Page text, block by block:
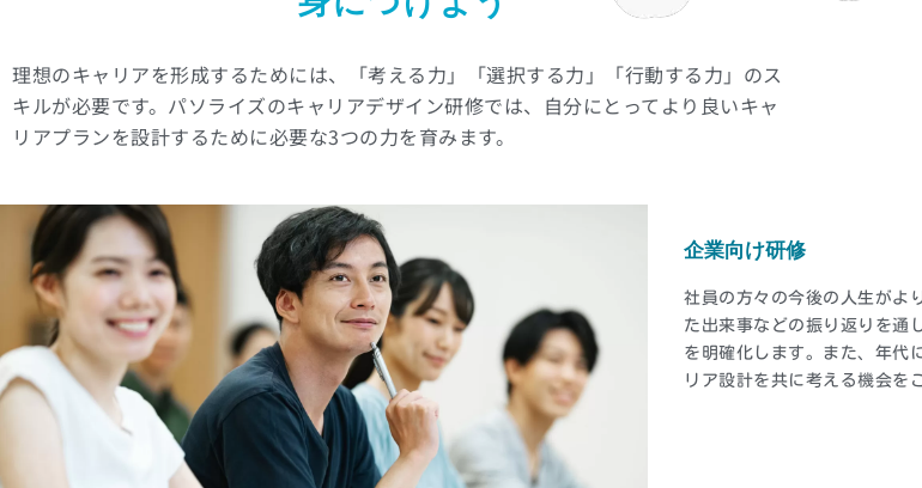
理想のキャリアを形成するためには、「考える力」「選択する力」「行動する力」のス
キルが必要です。パソライズのキャリアデザイン研修では、自分にとってより良いキャ
リアプランを設計するために必要な3つの力を育みます。
企業向け研修
社員の方々の今後の人生がよ
た出来事などの振り返りを通
を明確化します。また、年代
リア設計を共に考える機会を